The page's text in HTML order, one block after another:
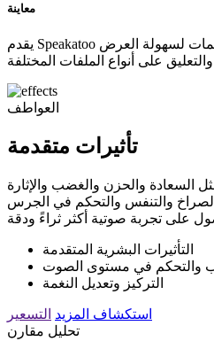
معاينة
يقدم Speakatoo معاينة مكونة من 10 كلمات لسهولة العرض
العواطف
تأثيرات متقدمة
السعادة والحزن والغضب والإثارة
والتنفس والتحكم في الجرس
التأثيرات البشرية المتقدمة
والتحكم في مستوى الصوت
التركيز وتعديل النغمة
استكشاف المزيد التسعير
تحليل مقارن